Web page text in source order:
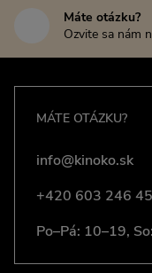
Máte otázku?
Ozvite sa nám
MÁTE OTÁZKU?
info@kinoko.sk
+420 603 246
Po–Pá: 10–19,